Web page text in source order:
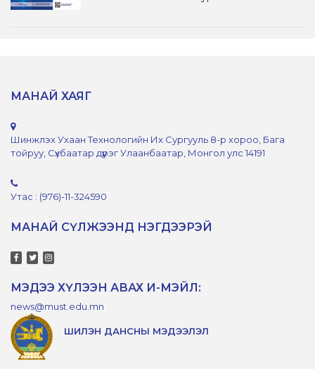
МАНАЙ ХАЯГ
Шинжлэх Ухаан Технологийн Их Сургууль 8-р хороо, Бага
тойруу, Сүхбаатар дүүрэг Улаанбаатар, Монгол улс 14191
Утас : (976)-11-324590
МАНАЙ СҮЛЖЭЭНД НЭГДЭЭРЭЙ
МЭДЭЭ ХҮЛЭЭН АВАХ И-МЭЙЛ:
news@must.edu.mn
ШИЛЭН ДАНСНЫ МЭДЭЭЛЭЛ